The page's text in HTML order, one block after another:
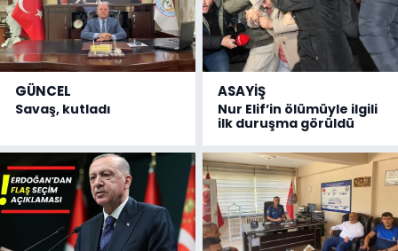
GÜNCEL
Savaş, kutladı
ASAYİŞ
Nur Elif’in ölümüyle ilgili
ilk duruşma görüldü